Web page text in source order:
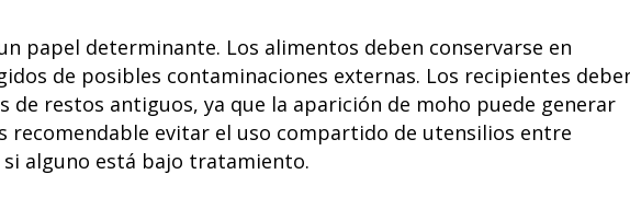
papel determinante. Los alimentos deben conservarse en
de posibles contaminaciones externas. Los recipientes
de restos antiguos, ya que la aparición de moho puede generar
recomendable evitar el uso compartido de utensilios entre
alguno está bajo tratamiento.